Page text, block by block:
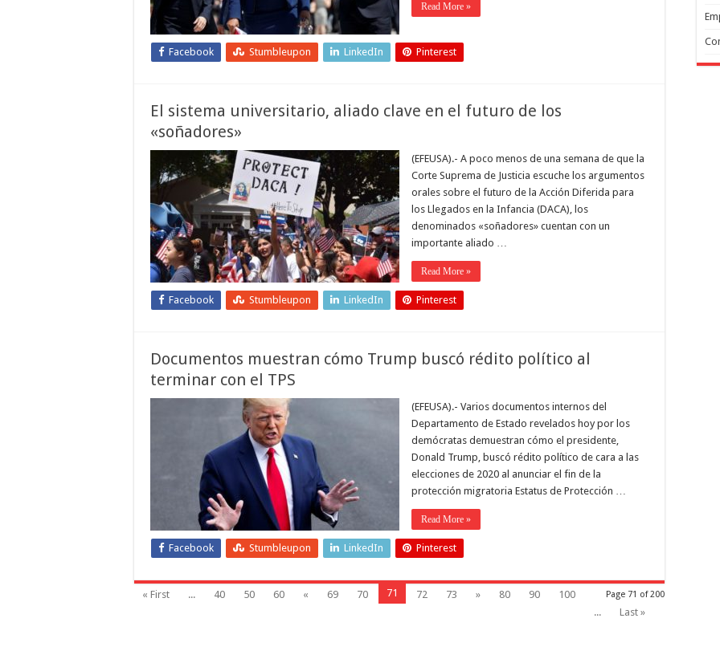
Read More »
Facebook Stumbleupon LinkedIn Pinterest
El sistema universitario, aliado clave en el futuro de los
«soñadores»
(EFEUSA).- A poco menos de una semana de que la
Corte Suprema de Justicia escuche los argumentos
orales sobre el futuro de la Acción Diferida para
los Llegados en la Infancia (DACA), los
denominados «soñadores» cuentan con un
importante aliado …
Read More »
Facebook Stumbleupon LinkedIn Pinterest
Documentos muestran cómo Trump buscó rédito político al
terminar con el TPS
(EFEUSA).- Varios documentos internos del
Departamento de Estado revelados hoy por los
demócratas demuestran cómo el presidente,
Donald Trump, buscó rédito político de cara a las
elecciones de 2020 al anunciar el fin de la
protección migratoria Estatus de Protección …
Read More »
Facebook Stumbleupon LinkedIn Pinterest
Page 71 of 200
« First ... 40 50 60 « 69 70 71 72 73 » 80 90
100
...
Last »